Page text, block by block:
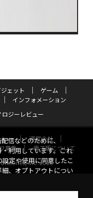
ェット
ゲーム
インフォメーション
ロジーレビュー
ー
運営会社
募集
電子版について
Inc. 2026
信などのために、
利用しています。これ
定や使用に同意したこ
、オプトアウトについ